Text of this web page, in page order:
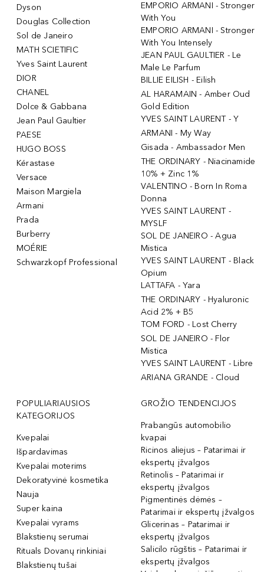
Dyson
Douglas Collection
Sol de Janeiro
MATH SCIETIFIC
Yves Saint Laurent
DIOR
CHANEL
Dolce & Gabbana
Jean Paul Gaultier
PAESE
HUGO BOSS
Kérastase
Versace
Maison Margiela
Armani
Prada
Burberry
MOÉRIE
Schwarzkopf Professional
EMPORIO ARMANI - Stronger
With You
EMPORIO ARMANI - Stronger
With You Intensely
JEAN PAUL GAULTIER - Le
Male Le Parfum
BILLIE EILISH - Eilish
AL HARAMAIN - Amber Oud
Gold Edition
YVES SAINT LAURENT - Y
ARMANI - My Way
Gisada - Ambassador Men
THE ORDINARY - Niacinamide
10% + Zinc 1%
VALENTINO - Born In Roma
Donna
YVES SAINT LAURENT -
MYSLF
SOL DE JANEIRO - Agua
Mistica
YVES SAINT LAURENT - Black
Opium
LATTAFA - Yara
THE ORDINARY - Hyaluronic
Acid 2% + B5
TOM FORD - Lost Cherry
SOL DE JANEIRO - Flor
Mistica
YVES SAINT LAURENT - Libre
ARIANA GRANDE - Cloud
POPULIARIAUSIOS
KATEGORIJOS
Kvepalai
Išpardavimas
Kvepalai moterims
Dekoratyvinė kosmetika
Nauja
Super kaina
Kvepalai vyrams
Blakstienų serumai
Rituals Dovanų rinkiniai
Blakstienų tušai
GROŽIO TENDENCIJOS
Prabangūs automobilio
kvapai
Ricinos aliejus – Patarimai ir
ekspertų įžvalgos
Retinolis – Patarimai ir
ekspertų įžvalgos
Pigmentinės dėmės –
Patarimai ir ekspertų įžvalgos
Glicerinas – Patarimai ir
ekspertų įžvalgos
Salicilo rūgštis – Patarimai ir
ekspertų įžvalgos